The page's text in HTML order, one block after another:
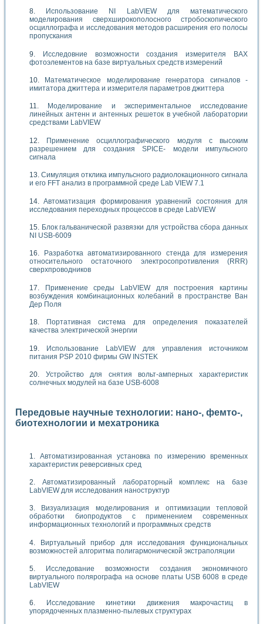
Использование NI LabVIEW для математического
моделирования сверхширокополосного стробоскопического
осциллографа и исследования методов расширения его полосы
пропускания
Исследовние возможности создания измерителя ВАХ
фотоэлементов на базе виртуальных средств измерений
Математическое моделирование генератора сигналов -
имитатора джиттера и измерителя параметров джиттера
Моделирование и экспериментальное исследование
линейных антенн и антенных решеток в учебной лаборатории
средствами LabVIEW
Применение осциллографического модуля с высоким
разрешением для создания SPICE- модели импульсного
сигнала
Симуляция отклика импульсного радиолокационного сигнала
и его FFT анализ в программной среде Lab VIEW 7.1
Автоматизация формирования уравнений состояния для
исследования переходных процессов в среде LabVIEW
Блок гальванической развязки для устройства сбора данных
NI USB-6009
Разработка автоматизированного стенда для измерения
относительного остаточного электросопротивления (RRR)
сверхпроводников
Применение среды LabVIEW для построения картины
возбуждения комбинационных колебаний в пространстве Ван
Дер Поля
Портативная система для определения показателей
качества электрической энергии
Использование LabVIEW для управления источником
питания PSP 2010 фирмы GW INSTEK
Устройство для снятия вольт-амперных характеристик
солнечных модулей на базе USB-6008
Передовые научные технологии: нано-, фемто-,
биотехнологии и мехатроника
Автоматизированная установка по измерению временных
характеристик реверсивных сред
Автоматизированный лабораторный комплекс на базе
LabVIEW для исследования наноструктур
Визуализация моделирования и оптимизации тепловой
обработки биопродуктов с применением современных
информационных технологий и программных средств
Виртуальный прибор для исследования функциональных
возможностей алгоритма полигармонической экстраполяции
Исследование возможности создания экономичного
виртуального полярографа на основе платы USB 6008 в среде
LabVIEW
Исследование кинетики движения макрочастиц в
упорядоченных плазменно-пылевых структурах